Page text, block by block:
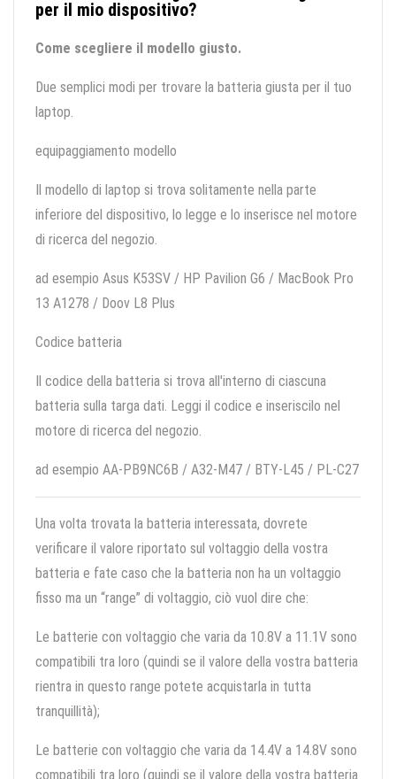
per il mio dispositivo?
Come scegliere il modello giusto.
Due semplici modi per trovare la batteria giusta per il tuo
laptop.
equipaggiamento modello
Il modello di laptop si trova solitamente nella parte
inferiore del dispositivo, lo legge e lo inserisce nel motore
di ricerca del negozio.
ad esempio Asus K53SV / HP Pavilion G6 / MacBook Pro
13 A1278 / Doov L8 Plus
Codice batteria
Il codice della batteria si trova all'interno di ciascuna
batteria sulla targa dati. Leggi il codice e inseriscilo nel
motore di ricerca del negozio.
ad esempio AA-PB9NC6B / A32-M47 / BTY-L45 / PL-C27
Una volta trovata la batteria interessata, dovrete
verificare il valore riportato sul voltaggio della vostra
batteria e fate caso che la batteria non ha un voltaggio
fisso ma un “range” di voltaggio, ciò vuol dire che:
Le batterie con voltaggio che varia da 10.8V a 11.1V sono
compatibili tra loro (quindi se il valore della vostra batteria
rientra in questo range potete acquistarla in tutta
tranquillità);
Le batterie con voltaggio che varia da 14.4V a 14.8V sono
compatibili tra loro (quindi se il valore della vostra batteria